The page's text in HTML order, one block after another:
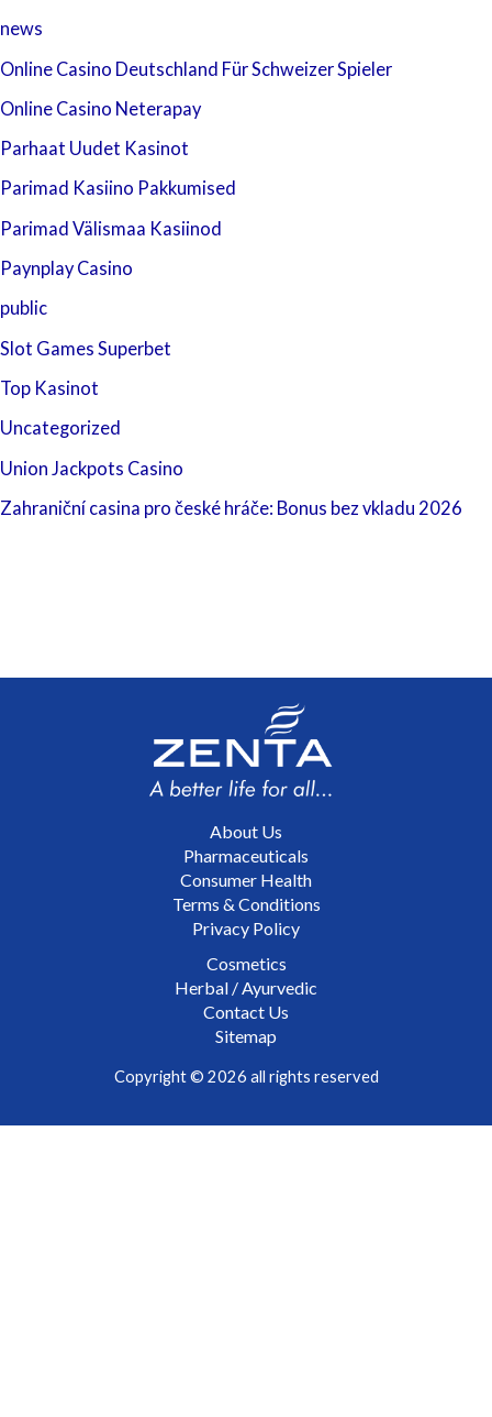
news
Online Casino Deutschland Für Schweizer Spieler
Online Casino Neterapay
Parhaat Uudet Kasinot
Parimad Kasiino Pakkumised
Parimad Välismaa Kasiinod
Paynplay Casino
public
Slot Games Superbet
Top Kasinot
Uncategorized
Union Jackpots Casino
Zahraniční casina pro české hráče: Bonus bez vkladu 2026
About Us
Pharmaceuticals
Consumer Health
Terms & Conditions
Privacy Policy
Cosmetics
Herbal / Ayurvedic
Contact Us
Sitemap
Copyright © 2026 all rights reserved